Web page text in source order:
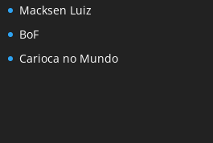
Macksen Luiz
BoF
Carioca no Mundo